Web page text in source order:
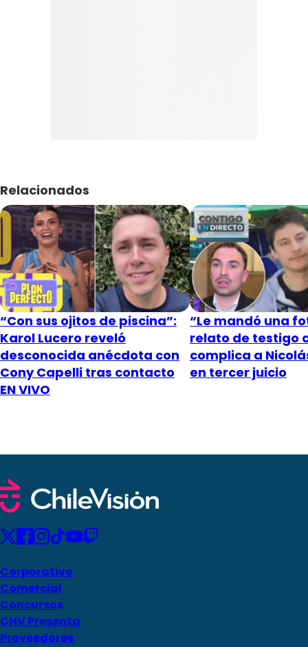
Relacionados
“Con sus ojitos de piscina”:
Karol Lucero reveló
desconocida anécdota con
Cony Capelli tras contacto
EN VIVO
“Le mandó una
relato de testigo
complica a
en tercer juicio
Corporativo
Comercial
Concursos
CHV Presenta
Proveedores